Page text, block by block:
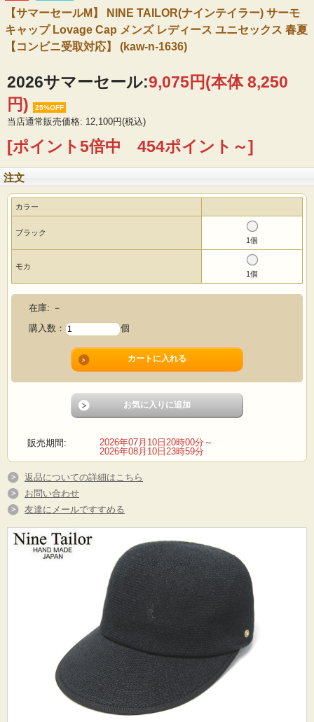
【サマーセールM】 NINE TAILOR(ナインテイラー) サーモ
キャップ Lovage Cap メンズ レディース ユニセックス 春夏
【コンビニ受取対応】 (kaw-n-1636)
2026サマーセール:9,075円(本体 8,250
円)
25%OFF
当店通常販売価格: 12,100円(税込)
[ポイント5倍中 454ポイント～]
注文
カラー
ブラック
1個
モカ
1個
在庫: －
購入数：
個
販売期間:
2026年07月10日20時00分～
2026年08月10日23時59分
返品についての詳細はこちら
お問い合わせ
友達にメールですすめる